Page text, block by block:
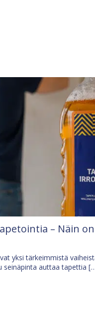
– Näin
yksi tärkeimmistä
seinäpinta auttaa tapettia